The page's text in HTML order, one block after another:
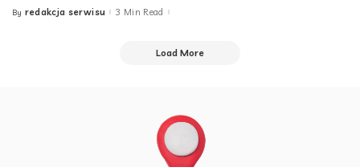
Posted
By redakcja serwisu 3 Min Read
Load More